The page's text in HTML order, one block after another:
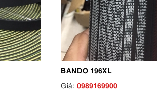
BANDO 196XL
Giá: 0989169900